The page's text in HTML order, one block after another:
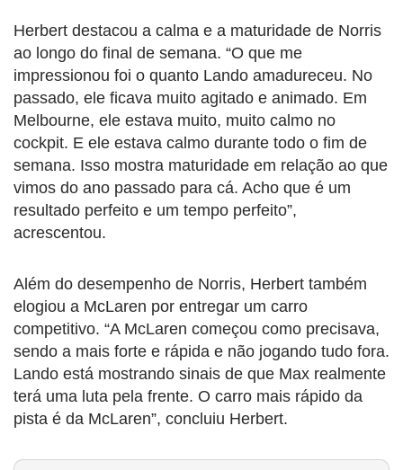
Herbert destacou a calma e a maturidade de Norris
ao longo do final de semana. “O que me
impressionou foi o quanto Lando amadureceu. No
passado, ele ficava muito agitado e animado. Em
Melbourne, ele estava muito, muito calmo no
cockpit. E ele estava calmo durante todo o fim de
semana. Isso mostra maturidade em relação ao que
vimos do ano passado para cá. Acho que é um
resultado perfeito e um tempo perfeito”,
acrescentou.
Além do desempenho de Norris, Herbert também
elogiou a McLaren por entregar um carro
competitivo. “A McLaren começou como precisava,
sendo a mais forte e rápida e não jogando tudo fora.
Lando está mostrando sinais de que Max realmente
terá uma luta pela frente. O carro mais rápido da
pista é da McLaren”, concluiu Herbert.